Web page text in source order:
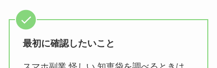
最初に確認したいこと